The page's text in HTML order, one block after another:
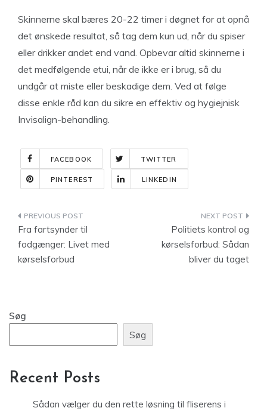
Skinnerne skal bæres 20-22 timer i døgnet for at opnå
det ønskede resultat, så tag dem kun ud, når du spiser
eller drikker andet end vand. Opbevar altid skinnerne i
det medfølgende etui, når de ikke er i brug, så du
undgår at miste eller beskadige dem. Ved at følge
disse enkle råd kan du sikre en effektiv og hygiejnisk
Invisalign-behandling.
FACEBOOK TWITTER
PINTEREST LINKEDIN
Indlægsnavigation
Fra fartsynder til
fodgænger: Livet med
kørselsforbud
Politiets kontrol og
kørselsforbud: Sådan
bliver du taget
Søg
Søg
Recent Posts
Sådan vælger du den rette løsning til fliserens i